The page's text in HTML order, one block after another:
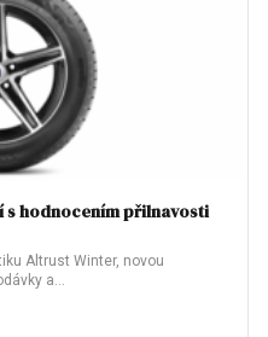
hodnocením přilnavosti
Altrust Winter, novou
a…